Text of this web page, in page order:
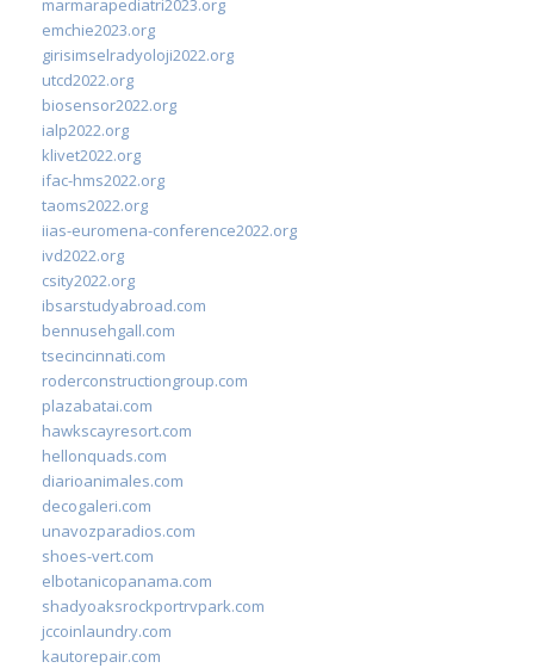
emchie2023.org
girisimselradyoloji2022.org
utcd2022.org
biosensor2022.org
ialp2022.org
klivet2022.org
ifac-hms2022.org
taoms2022.org
iias-euromena-conference2022.org
ivd2022.org
csity2022.org
ibsarstudyabroad.com
bennusehgall.com
tsecincinnati.com
roderconstructiongroup.com
plazabatai.com
hawkscayresort.com
hellonquads.com
diarioanimales.com
decogaleri.com
unavozparadios.com
shoes-vert.com
elbotanicopanama.com
shadyoaksrockportrvpark.com
jccoinlaundry.com
kautorepair.com